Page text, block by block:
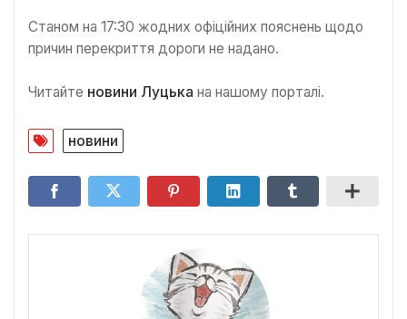
Станом на 17:30 жодних офіційних пояснень щодо
причин перекриття дороги не надано.
Читайте новини Луцька на нашому порталі.
новини